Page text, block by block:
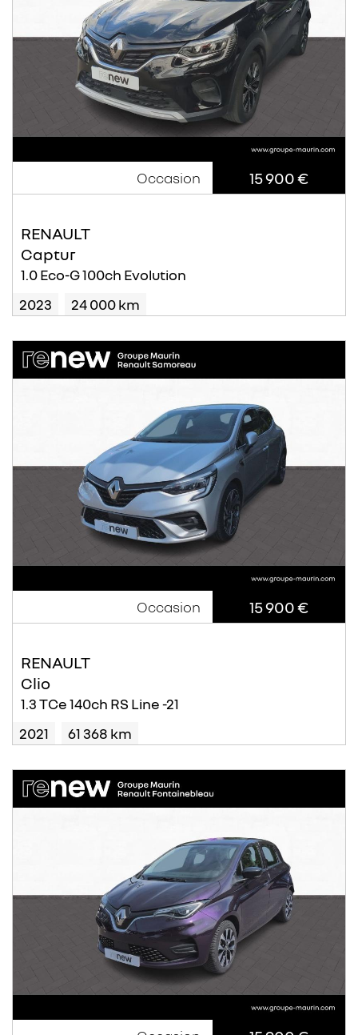
Occasion 15 900 €
RENAULT
Captur
1.0 Eco-G 100ch Evolution
2023
24 000 km
Occasion 15 900 €
RENAULT
Clio
1.3 TCe 140ch RS Line -21
2021
61 368 km